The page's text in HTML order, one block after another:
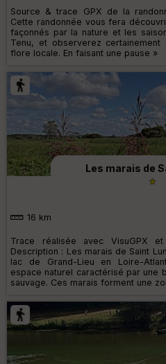
Source & trace GPX de la
Cette randonnée vous fera
façonnés par la nature et les
Tenu, et observerez
flore locale. En faisant une pause »
Les marais de
16 km
Trace réalisée avec VisuGPX
Description : Les marais de Saint
lac de Grand-Lieu en Loire-
espace naturel caractérisé par une
sauvage. Ces marais forment une